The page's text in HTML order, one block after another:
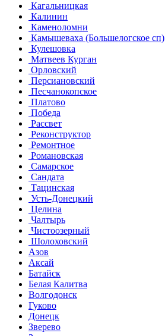
Кагальницкая
Калинин
Каменоломни
Камышеваха (Большелогское сп)
Кулешовка
Матвеев Курган
Орловский
Персиановский
Песчанокопское
Платово
Победа
Рассвет
Реконструктор
Ремонтное
Романовская
Самарское
Сандата
Тацинская
Усть-Донецкий
Целина
Чалтырь
Чистоозерный
Шолоховский
Азов
Аксай
Батайск
Белая Калитва
Волгодонск
Гуково
Донецк
Зверево